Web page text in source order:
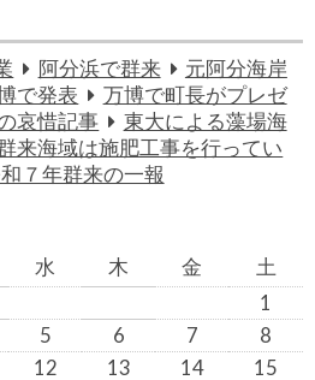
h
阿分浜で群来
元阿分海岸
で発表
万博で町長がプレゼ
哀惜記事
東大による藻場海
来海域は施肥工事を行ってい
７年群来の一報
水 木 金
土
1
5 6 7
8
12 13 14 15